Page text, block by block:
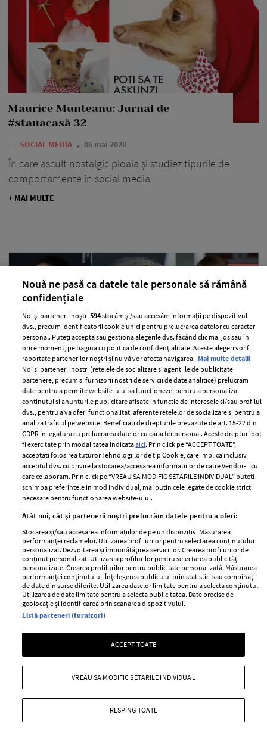
Maurice Munteanu: Jurnal de
#stauacasă 32
— SOCIAL MEDIA 06 mai 2020
În care ascult nostalgic ploaia și studiez tipurile de
comportamente în social media
+ MAI MULTE
Vedetele pe care nu le vei vedea prea
curând pe rețelele de socializare
SOCIAL MEDIA 29 aprilie 2020
Fie că vor să își păstreze latura misterioasă sau cred că
le-ar afecta cariera, unele dintre cele mai apreciate
celebrități de la Hollywood au decis să stea departe de
rețelele de socializare.
+ MAI MULTE
Bella Hadid vorbește deschis despre
problemele de sănătate mintală cu care
Nouă ne pasă ca datele tale personale să rămână
confidențiale
Noi și partenerii noștri594stocăm și/sau accesăm informații pe dispozitivul
dvs., precum identificatorii cookie unici pentru prelucrarea datelor cu caracter
personal. Puteți accepta sau gestiona alegerile dvs. făcând clic mai jos sau în
orice moment, pe pagina cu politica de confidențialitate. Aceste alegeri vor fi
raportate partenerilor noștri și nu vă vor afecta navigarea. Mai multe detalii
Noi si partenerii nostri (retelele de socializare si agentiile de publicitate
partenere, precum si furnizorii nostri de servicii de date analitice) prelucram
date pentru a permite website-ului sa functioneze, pentru a personaliza
continutul si anunturile publicitare afisate in functie de interesele si/sau profilul
dvs., pentru a va oferi functionalitati aferente retelelor de socializare si pentru a
analiza traficul pe website. Beneficiati de drepturile prevazute de art. 15-22 din
GDPR in legatura cu prelucrarea datelor cu caracter personal. Aceste drepturi pot
fi exercitate prin modalitatea indicataaici. Prin click pe “ACCEPT TOATE”,
acceptati folosirea tuturor Tehnologiilor de tip Cookie, care implica inclusiv
acceptul dvs. cu privire la stocarea/accesarea informatiilor de catre Vendor-ii cu
care colaboram. Prin click pe “VREAU SA MODIFIC SETARILE INDIVIDUAL” puteti
schimba preferintele in mod individual, mai putin cele legate de cookie strict
necesare pentru functionarea website-ului.
Atât noi, cât și partenerii noștri prelucrăm datele pentru a oferi:
Stocarea și/sau accesarea informațiilor de pe un dispozitiv. Măsurarea
performanței reclamelor. Utilizarea profilurilor pentru selectarea conținutului
personalizat. Dezvoltarea și îmbunătățirea serviciilor. Crearea profilurilor de
conținut personalizat. Utilizarea profilurilor pentru selectarea publicității
personalizate. Crearea profilurilor pentru publicitate personalizată. Măsurarea
performanței conținutului. Înțelegerea publicului prin statistici sau combinații
de date din surse diferite. Utilizarea datelor limitate pentru a selecta conținutul.
Utilizarea de date limitate pentru a selecta publicitatea. Date precise de
geolocație și identificarea prin scanarea dispozitivului.
Listă parteneri (furnizori)
ACCEPT TOATE
RESPING TOATE
VREAU SA MODIFIC SETARILE INDIVIDUAL